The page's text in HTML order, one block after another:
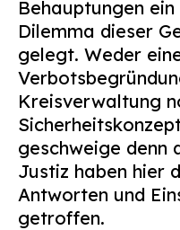
nach:
Behauptungen
Dilemma dieser
gelegt. Weder
Kreisverwaltung
geschweige denn
Justiz haben hier
Antworten und
getroffen.